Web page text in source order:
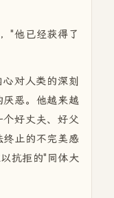
"他已经获得了
对人类的深刻
恶。他越来越
好丈夫、好父
止的不完美感
抗拒的"同体大